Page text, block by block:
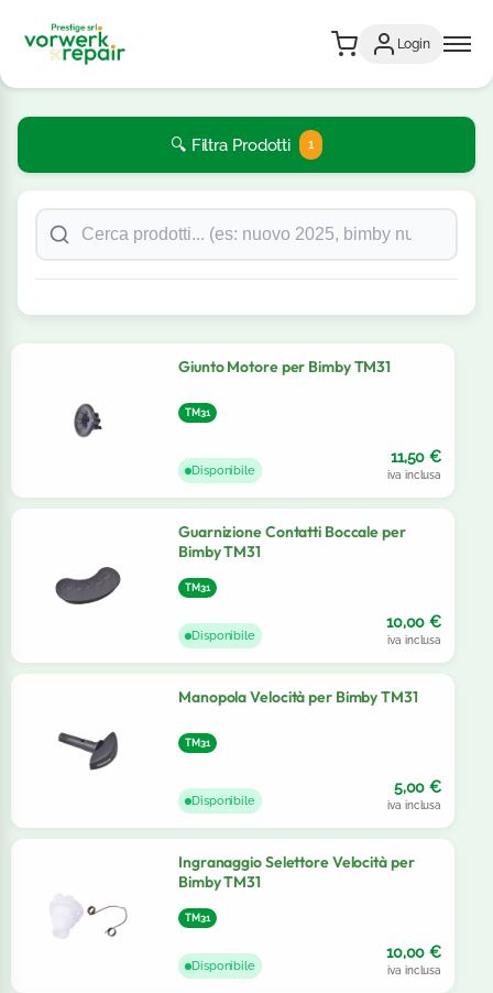
Login
🔍 Filtra Prodotti 1
Giunto Motore per Bimby TM31
TM31
Disponibile
11,50€
iva inclusa
Guarnizione Contatti Boccale per
Bimby TM31
TM31
Disponibile
10,00€
iva inclusa
Manopola Velocità per Bimby TM31
TM31
Disponibile
5,00€
iva inclusa
Ingranaggio Selettore Velocità per
Bimby TM31
TM31
Disponibile
10,00€
iva inclusa